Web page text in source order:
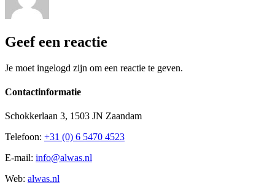
Geef een reactie
Je moet ingelogd zijn om een reactie te geven.
Contactinformatie
Schokkerlaan 3, 1503 JN Zaandam
Telefoon: +31 (0) 6 5470 4523
E-mail: info@alwas.nl
Web: alwas.nl